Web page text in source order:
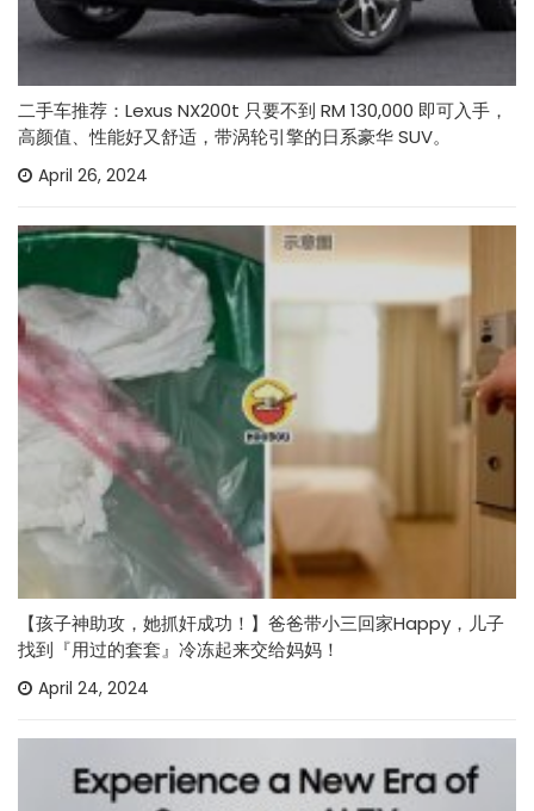
二手车推荐：Lexus NX200t 只要不到 RM 130,000 即可入手，
高颜值、性能好又舒适，带涡轮引擎的日系豪华 SUV。
April 26, 2024
【孩子神助攻，她抓奸成功！】爸爸带小三回家Happy，儿子
找到『用过的套套』冷冻起来交给妈妈！
April 24, 2024